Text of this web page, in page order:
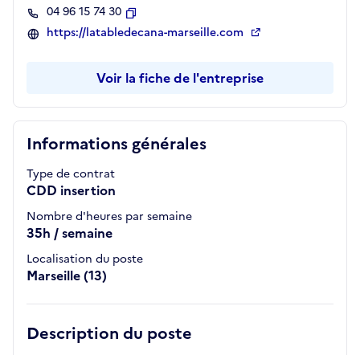
Informations générales
Type de contrat
CDD insertion
Nombre d'heures par semaine
35h / semaine
Localisation du poste
Marseille (13)
Description du poste
04 96 15 74 30
Copier
https://latabledecana-marseille.com
Voir la fiche de l'entreprise